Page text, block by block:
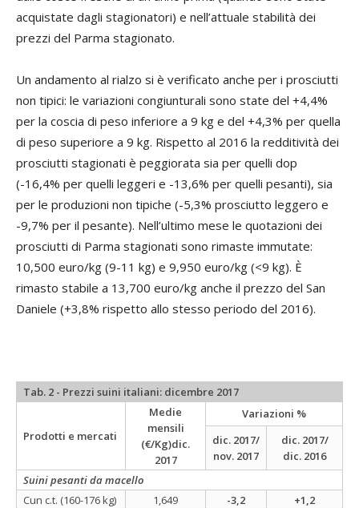
acquistate dagli stagionatori) e nell’attuale stabilità dei
prezzi del Parma stagionato.
Un andamento al rialzo si è verificato anche per i prosciutti
non tipici: le variazioni congiunturali sono state del +4,4%
per la coscia di peso inferiore a 9 kg e del +4,3% per quella
di peso superiore a 9 kg. Rispetto al 2016 la redditività dei
prosciutti stagionati è peggiorata sia per quelli dop
(-16,4% per quelli leggeri e -13,6% per quelli pesanti), sia
per le produzioni non tipiche (-5,3% prosciutto leggero e
-9,7% per il pesante). Nell’ultimo mese le quotazioni dei
prosciutti di Parma stagionati sono rimaste immutate:
10,500 euro/kg (9-11 kg) e 9,950 euro/kg (<9 kg). È
rimasto stabile a 13,700 euro/kg anche il prezzo del San
Daniele (+3,8% rispetto allo stesso periodo del 2016).
Tab. 2 - Prezzi suini italiani: dicembre 2017
Prodotti e mercati
Medie
mensili
(€/Kg)dic.
2017
Variazioni %
dic. 2017/
nov. 2017
dic. 2017/
dic. 2016
Suini pesanti da macello
Cun c.t. (160-176 kg)
1,649 -3,2
+1,2